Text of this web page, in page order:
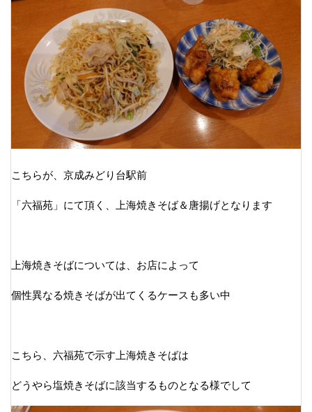
こちらが、京成みどり台駅前
「六福苑」にて頂く、上海焼きそば＆唐揚げとなります
上海焼きそばについては、お店によって
個性異なる焼きそばが出てくるケースも多い中
こちら、六福苑で示す上海焼きそばは
どうやら塩焼きそばに該当するものとなる様でして